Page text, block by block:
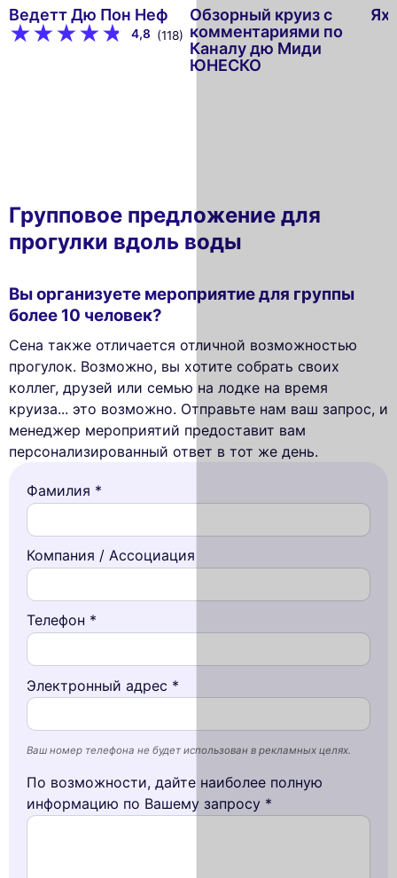
Ведетт Дю Пон Неф
4,8 (118)
Обзорный круиз с
комментариями по
Каналу дю Миди
ЮНЕСКО
Групповое предложение для
прогулки вдоль воды
Вы организуете мероприятие для группы
более 10 человек?
Сена также отличается отличной возможностью
прогулок. Возможно, вы хотите собрать своих
коллег, друзей или семью на лодке на время
круиза... это возможно. Отправьте нам ваш запрос, и
менеджер мероприятий предоставит вам
персонализированный ответ в тот же день.
Фамилия *
Компания / Ассоциация
Телефон *
Электронный адрес *
Ваш номер телефона не будет использован в рекламных целях.
По возможности, дайте наиболее полную
информацию по Вашему запросу *